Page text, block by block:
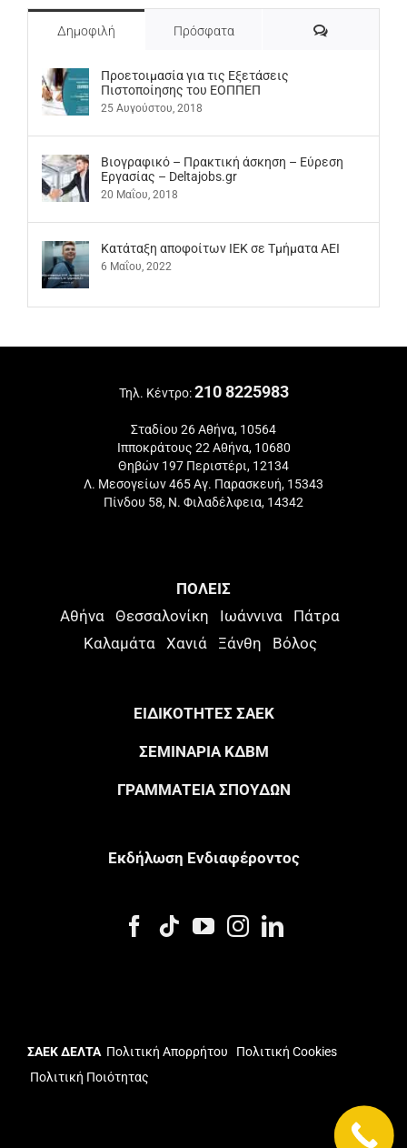
Δημοφιλή Πρόσφατα Σχόλια
Προετοιμασία για τις Εξετάσεις
Πιστοποίησης του ΕΟΠΠΕΠ
25 Αυγούστου, 2018
Βιογραφικό – Πρακτική άσκηση – Εύρεση
Εργασίας – Deltajobs.gr
20 Μαΐου, 2018
Kατάταξη αποφοίτων ΙΕΚ σε Τμήματα ΑΕΙ
6 Μαΐου, 2022
Τηλ. Κέντρο:210 8225983
Σταδίου 26 Αθήνα, 10564
Ιπποκράτους 22 Αθήνα, 10680
Θηβών 197 Περιστέρι, 12134
Λ. Μεσογείων 465 Αγ. Παρασκευή, 15343
Πίνδου 58, Ν. Φιλαδέλφεια, 14342
ΠΟΛΕΙΣ
Αθήνα Θεσσαλονίκη Ιωάννινα
Πάτρα
Καλαμάτα
Χανιά Ξάνθη Βόλος
ΕΙΔΙΚΟΤΗΤΕΣ ΣΑΕΚ
ΣΕΜΙΝΑΡΙΑ ΚΔΒΜ
ΓΡΑΜΜΑΤΕΙΑ ΣΠΟΥΔΩΝ
Eκδήλωση Eνδιαφέροντος
ΣΑΕΚ ΔΕΛΤΑ Πολιτική Απορρήτου
Πολιτική Cookies
Πολιτική Ποιότητας